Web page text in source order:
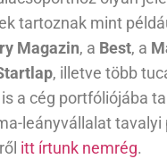
tartoznak mint
Magazin, a Best, a
, illetve több
a cég portfóliójába
leányvállalat tavalyi
itt írtunk nemrég.